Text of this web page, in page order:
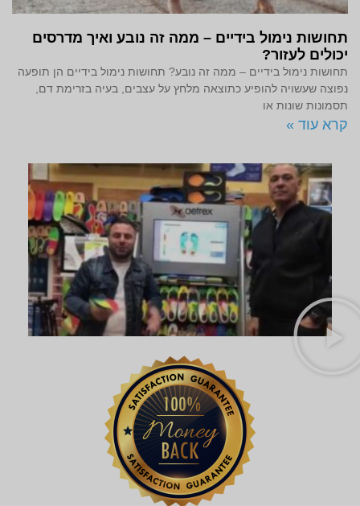
תחושות נימול בידיים – ממה זה נובע ואיך מדרסים
יכולים לעזור?
תחושות נימול בידיים – ממה זה נובע? תחושות נימול בידיים הן תופעה
נפוצה שעשויה להופיע כתוצאה מלחץ על עצבים, בעיה בזרימת דם,
תסמונות שונות או
קרא עוד »